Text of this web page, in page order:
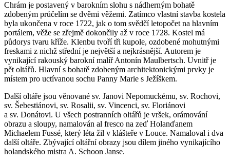
Chrám je postavený v barokním slohu s nádherným bohatě
zdobeným průčelím se dvěmi věžemi. Zatímco vlastní stavba kostela
byla ukončena v roce 1722, jak o tom svědčí letopočet na hlavním
portálem, věže se zřejmě dokončily až v roce 1728. Kostel má
půdorys tvaru kříže. Klenbu tvoří tři kupole, ozdobené mohutnými
freskami z nichž střední je největší a nejkrásnější. Autorem je
vynikající rakouský barokní malíř Antonín Maulbertsch. Uvnitř je
pět oltářů. Hlavní s bohatě zdobeným architektonickými prvky je
místem pro uctívanou sochu Panny Marie s Ježíškem.
Další oltáře jsou věnované sv. Janovi Nepomuckému, sv. Rochovi,
sv. Šebestiánovi, sv. Rosalii, sv. Vincenci, sv. Floriánovi
a sv. Donátovi. U všech postranních oltářů je vršek, orámování
obrazu a sloupy, namalován al fresco na zeď Holanďanem
Michaelem Fussé, který léta žil v klášteře v Louce. Namaloval i dva
další oltáře. Zbývající oltářní obrazy jsou dílem jiného vynikajícího
holandského mistra A. Schoon Janse.